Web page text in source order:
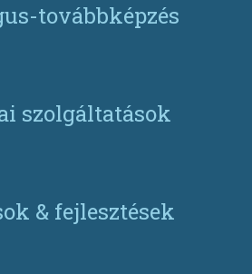
továbbképzés
szolgáltatások
& fejlesztések